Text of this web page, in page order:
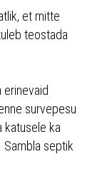
et mitte
teostada
erinevaid
survepesu
katusele ka
septik